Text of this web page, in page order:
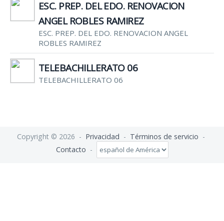
ESC. PREP. DEL EDO. RENOVACION
ANGEL ROBLES RAMIREZ
ESC. PREP. DEL EDO. RENOVACION ANGEL
ROBLES RAMIREZ
TELEBACHILLERATO 06
TELEBACHILLERATO 06
Copyright © 2026 - Privacidad - Términos de servicio -
Contacto -